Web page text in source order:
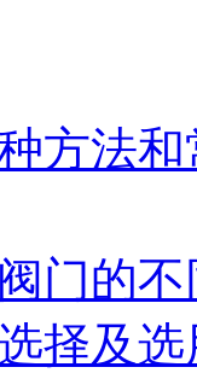
方法
门的
择及